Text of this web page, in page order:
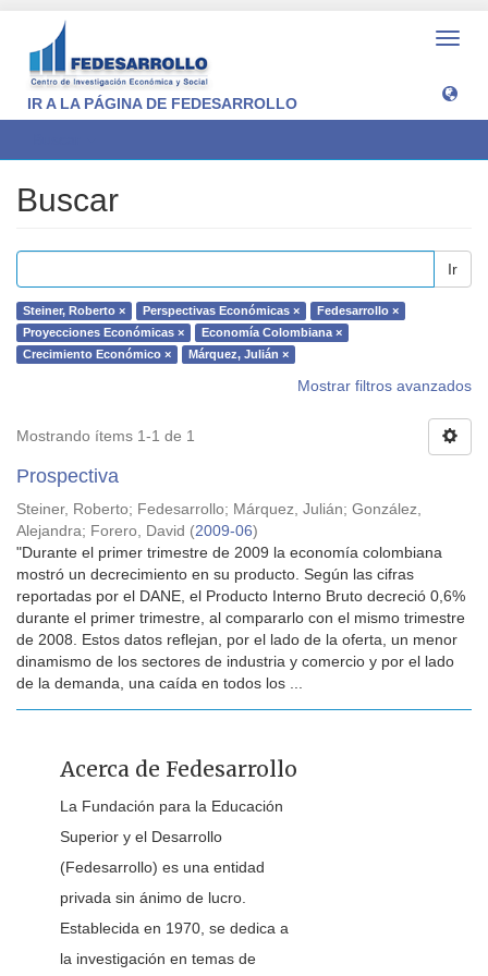
IR A LA PÁGINA DE FEDESARROLLO
Buscar
Ir
Steiner, Roberto × Perspectivas Económicas ×
Fedesarrollo ×
Proyecciones Económicas ×
Economía Colombiana ×
Crecimiento Económico ×
Márquez, Julián ×
Mostrar filtros avanzados
Mostrando ítems 1-1 de 1
Prospectiva
Steiner, Roberto; Fedesarrollo; Márquez, Julián; González,
Alejandra; Forero, David (2009-06)
"Durante el primer trimestre de 2009 la economía colombiana
mostró un decrecimiento en su producto. Según las cifras
reportadas por el DANE, el Producto Interno Bruto decreció 0,6%
durante el primer trimestre, al compararlo con el mismo trimestre
de 2008. Estos datos reflejan, por el lado de la oferta, un menor
dinamismo de los sectores de industria y comercio y por el lado
de la demanda, una caída en todos los ...
Acerca de Fedesarrollo
La Fundación para la Educación
Superior y el Desarrollo
(Fedesarrollo) es una entidad
privada sin ánimo de lucro.
Establecida en 1970, se dedica a
la investigación en temas de